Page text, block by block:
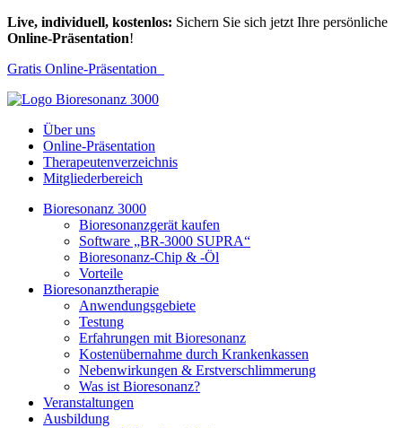
Live, individuell, kostenlos: Sichern Sie sich jetzt Ihre persönliche
Online-Präsentation!
Gratis Online-Präsentation
Über uns
Online-Präsentation
Therapeutenverzeichnis
Mitgliederbereich
Bioresonanz 3000
Bioresonanzgerät kaufen
Software „BR-3000 SUPRA“
Bioresonanz-Chip & -Öl
Vorteile
Bioresonanztherapie
Anwendungsgebiete
Testung
Erfahrungen mit Bioresonanz
Kostenübernahme durch Krankenkassen
Nebenwirkungen & Erstverschlimmerung
Was ist Bioresonanz?
Veranstaltungen
Ausbildung